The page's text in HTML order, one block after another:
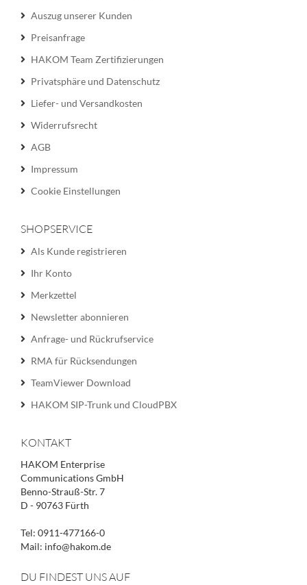
Auszug unserer Kunden
Preisanfrage
HAKOM Team Zertifizierungen
Privatsphäre und Datenschutz
Liefer- und Versandkosten
Widerrufsrecht
AGB
Impressum
Cookie Einstellungen
SHOPSERVICE
Als Kunde registrieren
Ihr Konto
Merkzettel
Newsletter abonnieren
Anfrage- und Rückrufservice
RMA für Rücksendungen
TeamViewer Download
HAKOM SIP-Trunk und CloudPBX
KONTAKT
HAKOM Enterprise
Communications GmbH
Benno-Strauß-Str. 7
D - 90763 Fürth
Tel: 0911-477166-0
Mail: info@hakom.de
DU FINDEST UNS AUF